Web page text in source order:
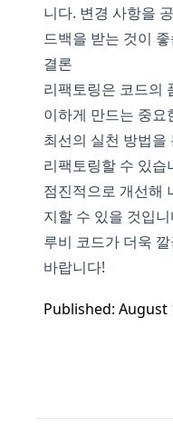
니다. 변경 사항을
드백을 받는 것이
결론
리팩토링은 코드의
이하게 만드는 중
최선의 실천 방법을
리팩토링할 수 있습
점진적으로 개선해
지할 수 있을 것입
루비 코드가 더욱
바랍니다!
Published: August